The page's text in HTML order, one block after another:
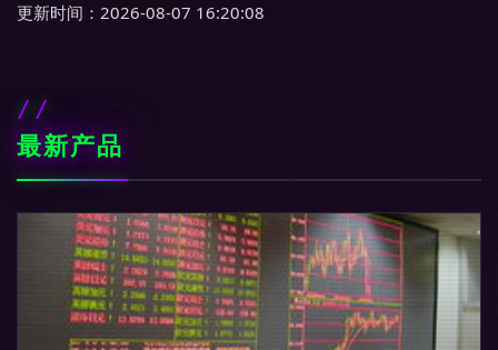
更新时间：2026-08-07 16:20:08
最新产品